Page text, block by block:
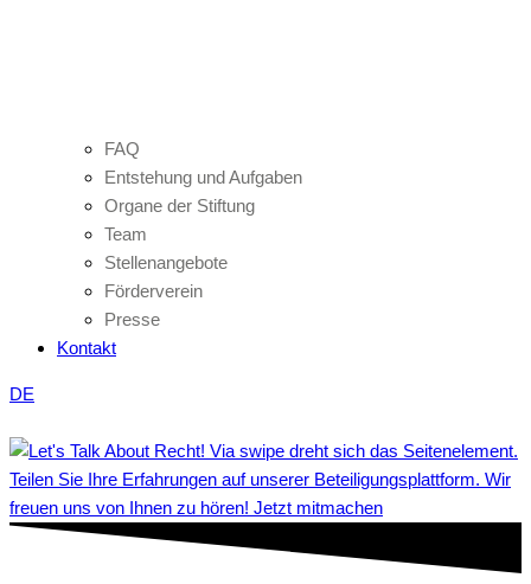
FAQ
Entstehung und Aufgaben
Organe der Stiftung
Team
Stellenangebote
Förderverein
Presse
Kontakt
DE
Teilen Sie Ihre Erfahrungen auf unserer Beteiligungsplattform. Wir
freuen uns von Ihnen zu hören! Jetzt mitmachen